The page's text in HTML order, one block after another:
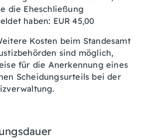
die Eheschließung
haben: EUR 45,00
Kosten beim Standesamt
sind möglich,
für die Anerkennung eines
Scheidungsurteils bei der